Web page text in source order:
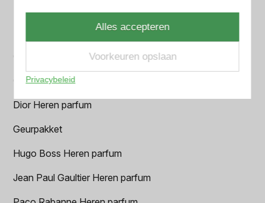
BVLGARI Heren parfum
Chanel Heren parfum
Creed heren parfum
Dior Heren parfum
Geurpakket
Hugo Boss Heren parfum
Jean Paul Gaultier Heren parfum
Alles accepteren
Voorkeuren opslaan
Privacybeleid